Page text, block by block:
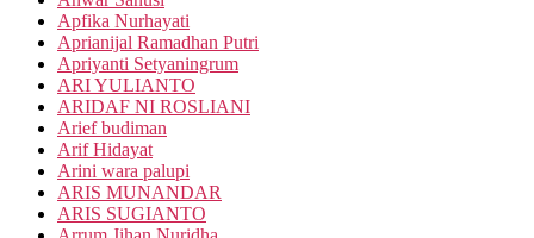
Apfika Nurhayati
Aprianijal Ramadhan Putri
Apriyanti Setyaningrum
ARI YULIANTO
ARIDAF NI ROSLIANI
Arief budiman
Arif Hidayat
Arini wara palupi
ARIS MUNANDAR
ARIS SUGIANTO